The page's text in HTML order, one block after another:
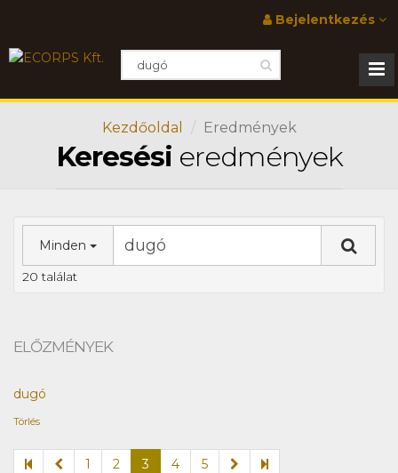
Bejelentkezés
Kezdőoldal Eredmények
Keresési eredmények
Minden
20 találat
ELŐZMÉNYEK
dugó
Törlés
1 2 3 4 5